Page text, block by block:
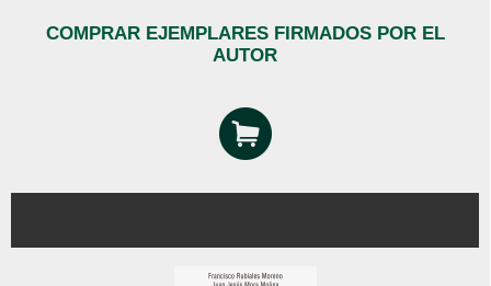
COMPRAR EJEMPLARES FIRMADOS POR EL
AUTOR